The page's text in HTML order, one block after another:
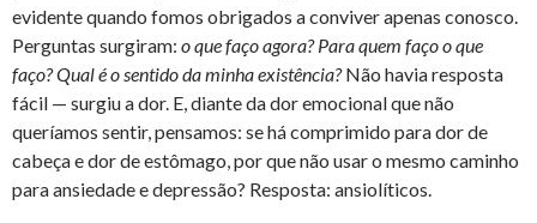
evidente quando fomos obrigados a conviver apenas conosco.
Perguntas surgiram: o que faço agora? Para quem faço o que
faço? Qual é o sentido da minha existência?Não havia resposta
fácil — surgiu a dor. E, diante da dor emocional que não
queríamos sentir, pensamos: se há comprimido para dor de
cabeça e dor de estômago, por que não usar o mesmo caminho
para ansiedade e depressão? Resposta: ansiolíticos.